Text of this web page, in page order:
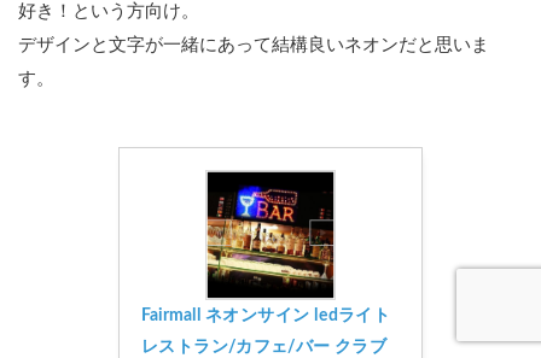
好き！という方向け。
デザインと文字が一緒にあって結構良いネオンだと思いま
す。
Fairmall ネオンサイン ledライト
レストラン/カフェ/バー クラブ